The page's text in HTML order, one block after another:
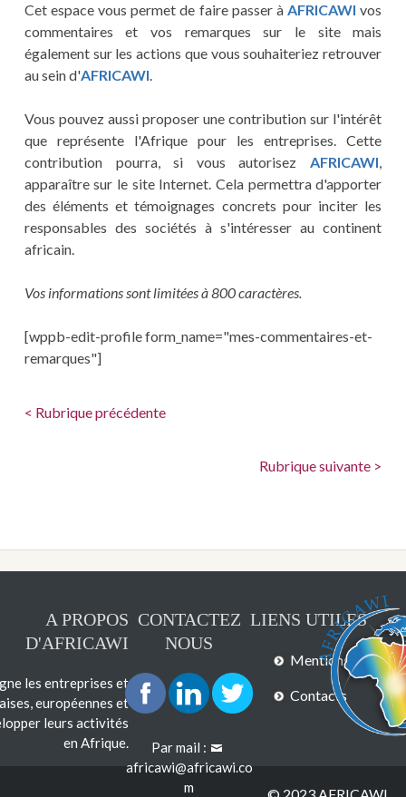
Cet espace vous permet de faire passer à AFRICAWI vos
commentaires et vos remarques sur le site mais
également sur les actions que vous souhaiteriez retrouver
au sein d'AFRICAWI.
Vous pouvez aussi proposer une contribution sur l'intérêt
que représente l'Afrique pour les entreprises. Cette
contribution pourra, si vous autorisezAFRICAWI,
apparaître sur le site Internet. Cela permettra d'apporter
des éléments et témoignages concrets pour inciter les
responsables des sociétés à s'intéresser au continent
africain.
Vos informations sont limitées à 800 caractères.
[wppb-edit-profile form_name="mes-commentaires-et-
remarques"]
< Rubrique précédente
Rubrique suivante >
A PROPOS
D'AFRICAWI
les entreprises et
européennes et
leurs activités
en Afrique.
CONTACTEZ
NOUS
Par mail :
africawi@africawi.co
m
LIENS UTILES
Mentions légales
Contacts
© 2023 AFRICAWI